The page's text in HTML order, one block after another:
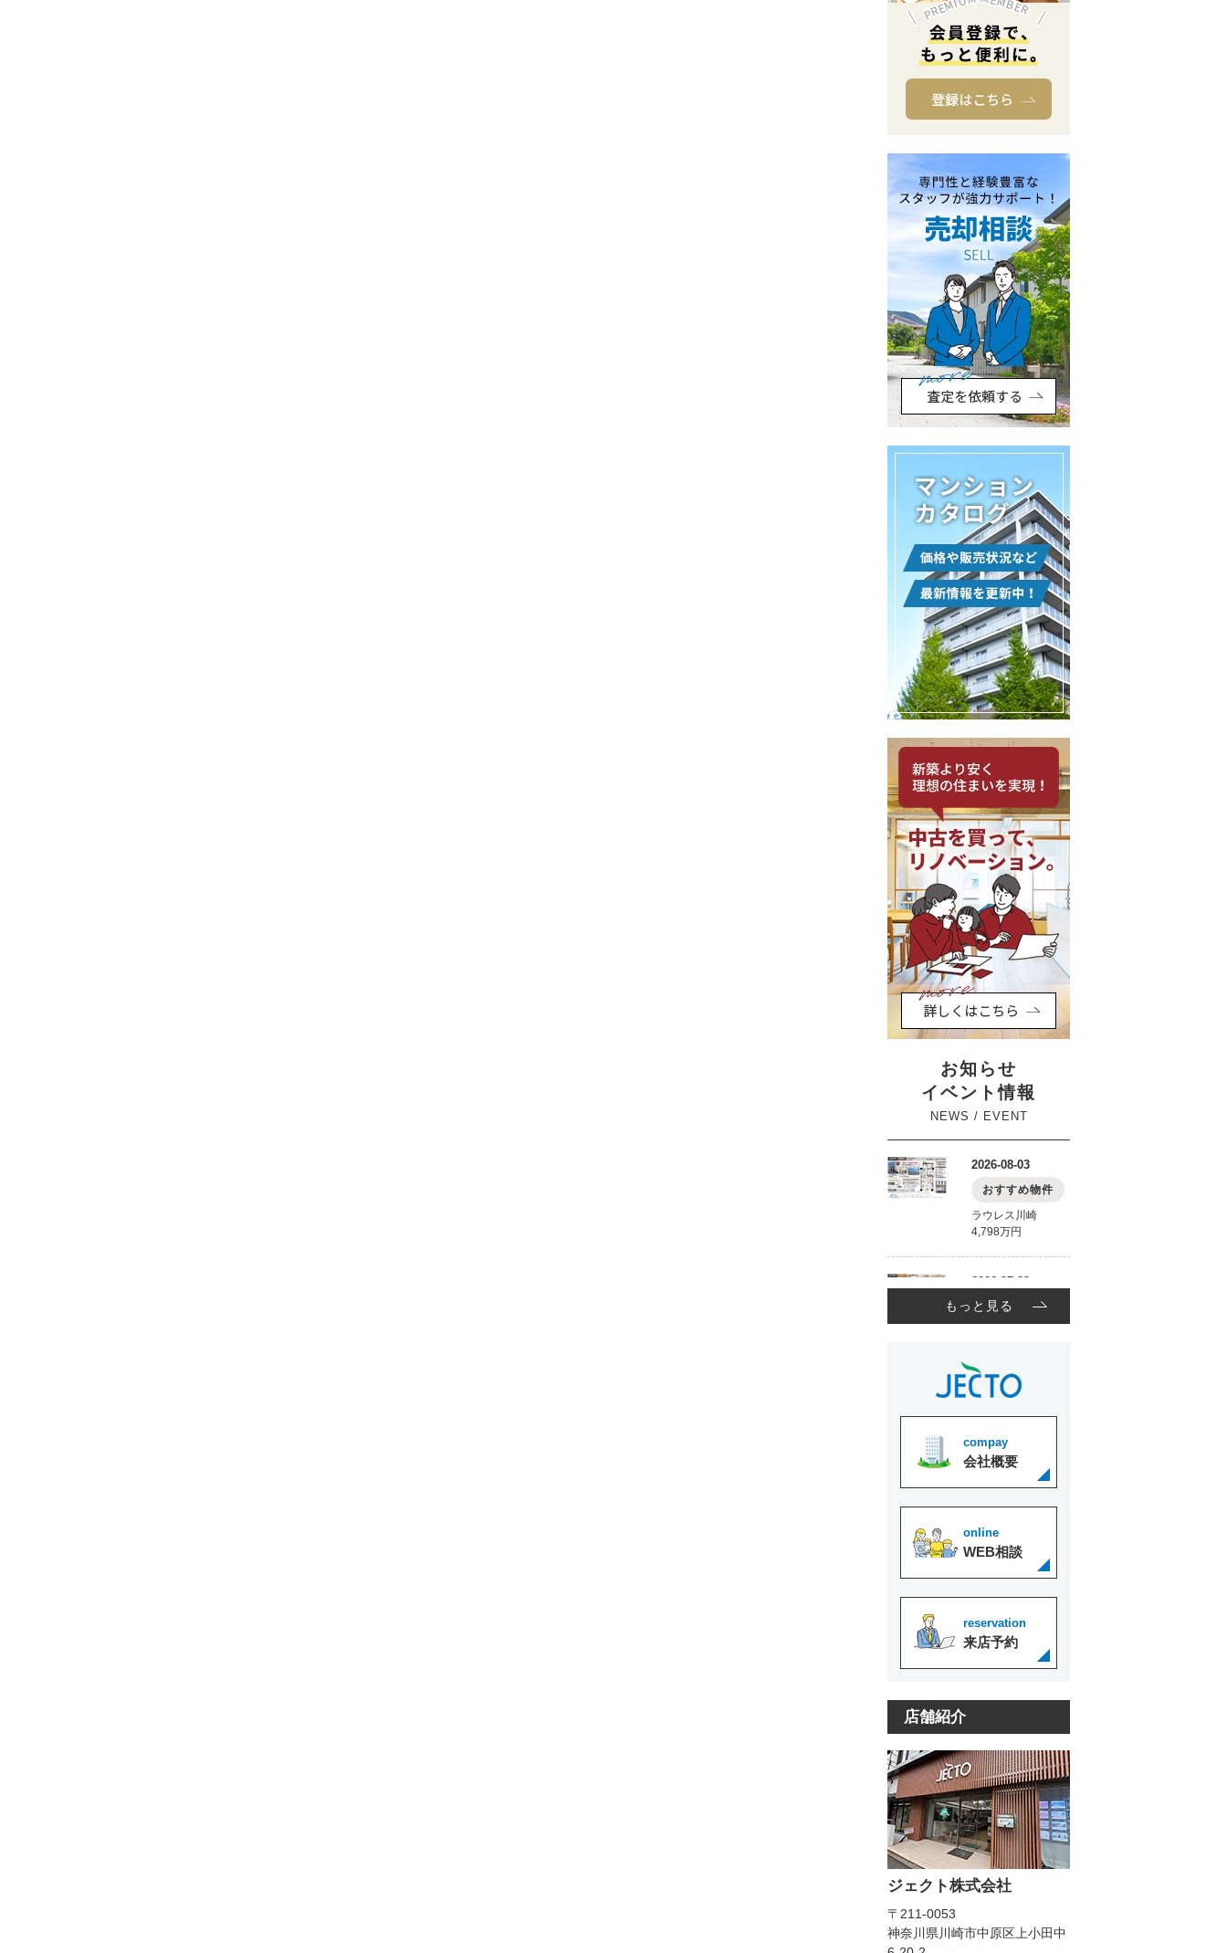
お知らせ
イベント情報
NEWS / EVENT
もっと見る
compay
会社概要
online
WEB相談
reservation
来店予約
店舗紹介
ジェクト株式会社
〒211-0053
神奈川県川崎市中原区上小田中